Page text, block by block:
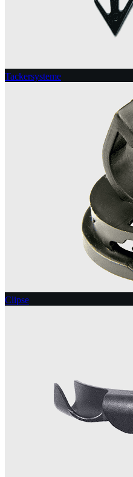
Tackersysteme
Clipse